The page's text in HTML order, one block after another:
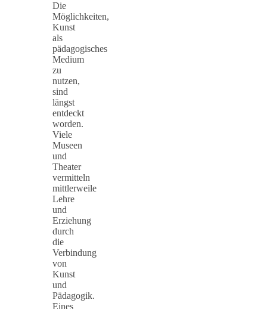
Die
Möglichkeiten,
Kunst
als
pädagogisches
Medium
zu
nutzen,
sind
längst
entdeckt
worden.
Viele
Museen
und
Theater
vermitteln
mittlerweile
Lehre
und
Erziehung
durch
die
Verbindung
von
Kunst
und
Pädagogik.
Eines